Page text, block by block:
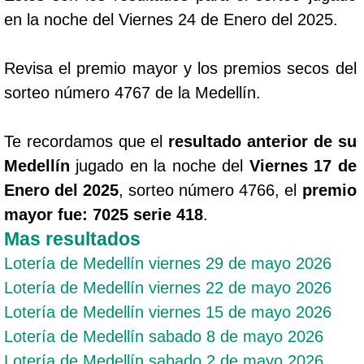
en la noche del Viernes 24 de Enero del 2025.
Revisa el premio mayor y los premios secos del
sorteo número 4767 de la Medellín.
Te recordamos que el resultado anterior de su
Medellín jugado en la noche del Viernes 17 de
Enero del 2025, sorteo número 4766, el premio
mayor fue: 7025 serie 418.
Mas resultados
Lotería de Medellín viernes 29 de mayo 2026
Lotería de Medellín viernes 22 de mayo 2026
Lotería de Medellín viernes 15 de mayo 2026
Lotería de Medellín sabado 8 de mayo 2026